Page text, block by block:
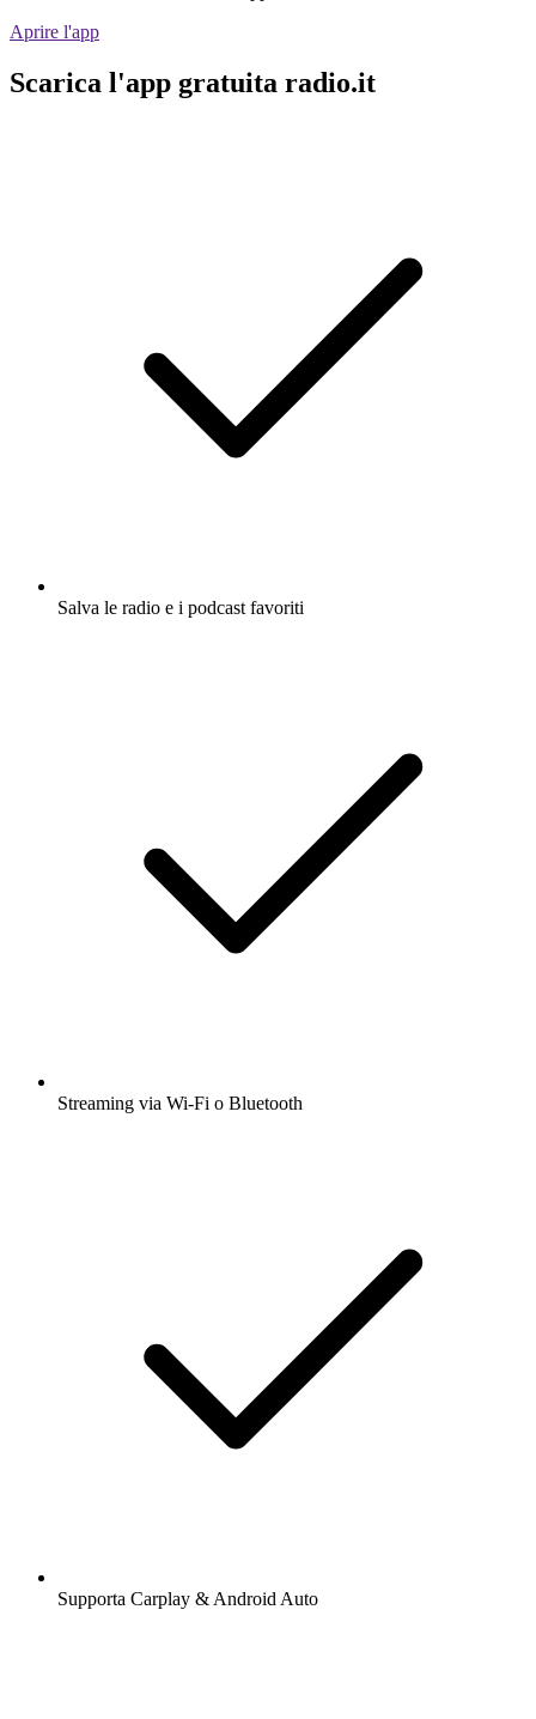
Aprire l'app
Scarica l'app gratuita radio.it
Salva le radio e i podcast favoriti
Streaming via Wi-Fi o Bluetooth
Supporta Carplay & Android Auto